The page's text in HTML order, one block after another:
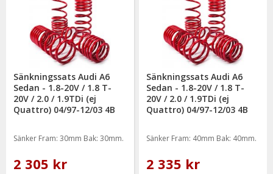
Sänkningssats Audi A6
Sedan - 1.8-20V / 1.8 T-
20V / 2.0 / 1.9TDi (ej
Quattro) 04/97-12/03 4B
Sänker Fram: 30mm Bak: 30mm.
2 305 kr
Sänkningssats Audi A6
Sedan - 1.8-20V / 1.8 T-
20V / 2.0 / 1.9TDi (ej
Quattro) 04/97-12/03 4B
Sänker Fram: 40mm Bak: 40mm.
2 335 kr